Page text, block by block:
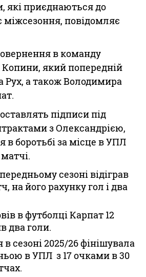
які приєднаються до
міжсезоння, повідомляє
в команду
який попередній
Рух, а також Володимира
підписи під
з Олександрією,
в боротьбі за місце в УПЛ
сезоні відіграв
на його рахунку гол і два
в футболці Карпат 12
два голи.
в сезоні 2025/26 фінішувала
в УПЛ з 17 очками в 30